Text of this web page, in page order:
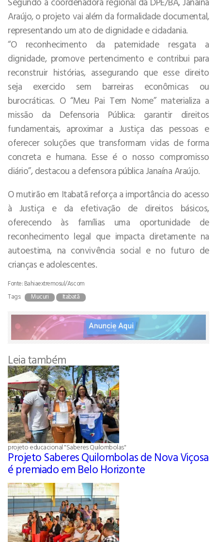
Araújo, o projeto vai além da formalidade documental,
representando um ato de dignidade e cidadania.
“O reconhecimento da paternidade resgata a
dignidade, promove pertencimento e contribui para
reconstruir histórias, assegurando que esse direito
seja exercido sem barreiras econômicas ou
burocráticas. O “Meu Pai Tem Nome” materializa a
missão da Defensoria Pública: garantir direitos
fundamentais, aproximar a Justiça das pessoas e
oferecer soluções que transformam vidas de forma
concreta e humana. Esse é o nosso compromisso
diário”, destacou a defensora pública Janaína Araújo.
O mutirão em Itabatã reforça a importância do acesso
à Justiça e da efetivação de direitos básicos,
oferecendo às famílias uma oportunidade de
reconhecimento legal que impacta diretamente na
autoestima, na convivência social e no futuro de
crianças e adolescentes.
Fonte: Bahiaextremosul/Ascom
Tags:
Mucuri Itabatã
Leia também
projeto educacional "Saberes Quilombolas"
Projeto Saberes Quilombolas de Nova Viçosa
é premiado em Belo Horizonte